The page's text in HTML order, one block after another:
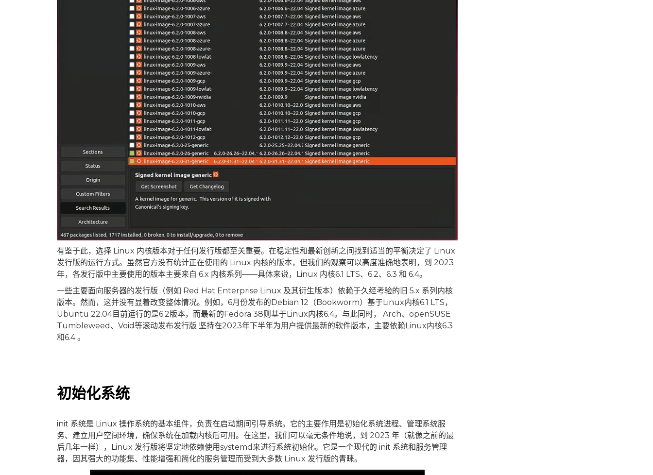
有鉴于此，选择 Linux 内核版本对于任何发行版都至关重要。在稳定性和最新创新之间找到适当的平衡决定了 Linux
发行版的运行方式。虽然官方没有统计正在使用的 Linux 内核的版本，但我们的观察可以高度准确地表明，到 2023
年，各发行版中主要使用的版本主要来自 6.x 内核系列——具体来说，Linux 内核6.1 LTS、6.2、6.3 和 6.4。
一些主要面向服务器的发行版（例如 Red Hat Enterprise Linux 及其衍生版本）依赖于久经考验的旧 5.x 系列内核
版本。然而，这并没有显着改变整体情况。例如，6月份发布的Debian 12（Bookworm）基于Linux内核6.1 LTS，
Ubuntu 22.04目前运行的是6.2版本，而最新的Fedora 38则基于Linux内核6.4。与此同时， Arch、openSUSE
Tumbleweed、Void等滚动发布发行版 坚持在2023年下半年为用户提供最新的软件版本，主要依赖Linux内核6.3
和6.4 。
初始化系统
init 系统是 Linux 操作系统的基本组件，负责在启动期间引导系统。它的主要作用是初始化系统进程、管理系统服
务、建立用户空间环境，确保系统在加载内核后可用。在这里，我们可以毫无条件地说，到 2023 年（就像之前的最
后几年一样），Linux 发行版将坚定地依赖使用systemd来进行系统初始化。它是一个现代的 init 系统和服务管理
器，因其强大的功能集、性能增强和简化的服务管理而受到大多数 Linux 发行版的青睐。